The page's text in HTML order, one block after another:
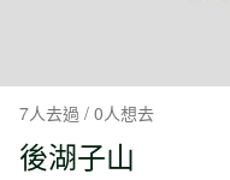
7人去過 / 0人想去
後湖子山